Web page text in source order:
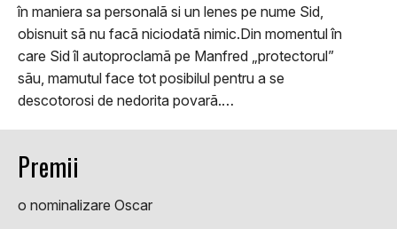
în maniera sa personalã si un lenes pe nume Sid,
obisnuit sã nu facã niciodatã nimic.Din momentul în
care Sid îl autoproclamã pe Manfred „protectorul”
sãu, mamutul face tot posibilul pentru a se
descotorosi de nedorita povarã.…
Premii
o nominalizare Oscar